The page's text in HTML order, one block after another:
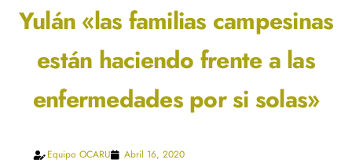
Yulán «las familias campesinas
están haciendo frente a las
enfermedades por si solas»
Equipo OCARU
Abril 16, 2020